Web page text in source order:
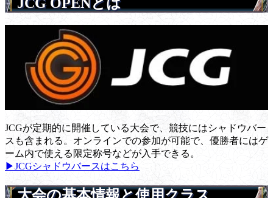
JCGが定期的に開催している大会で、競技にはシャドウバー
スも含まれる。オンラインでの参加が可能で、優勝者にはゲ
ーム内で使える限定称号などが入手できる。
▶JCGシャドウバースはこちら